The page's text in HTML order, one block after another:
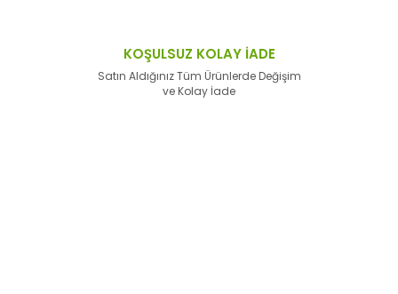
KOŞULSUZ KOLAY İADE
Satın Aldığınız Tüm Ürünlerde Değişim
ve Kolay İade